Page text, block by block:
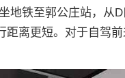
地铁至郭公庄站，从
距离更短。对于自驾